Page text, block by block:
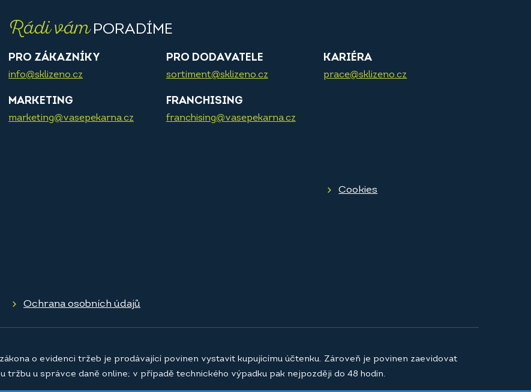
Rádi vámPORADÍME
PRO ZÁKAZNÍKY
info@sklizeno.cz
PRO DODAVATELE
sortiment@sklizeno.cz
KARIÉRA
prace@sklizeno.cz
MARKETING
marketing@vasepekarna.cz
FRANCHISING
franchising@vasepekarna.cz
Cookies
Ochrana osobních údajů
o evidenci tržeb je prodávající povinen vystavit kupujícímu účtenku. Zároveň je povinen zaevidovat
tržbu u správce daně online; v případě technického výpadku pak nejpozději do 48 hodin.